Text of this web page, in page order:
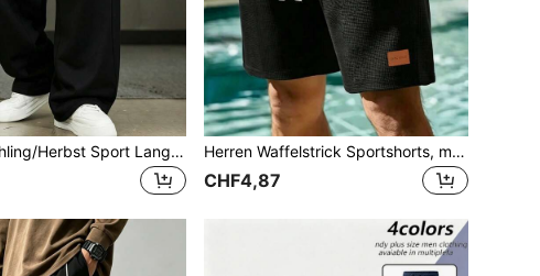
Herren Frühling/Herbst Sport Lange Hose, einfarbige Streetwear vielseitige gerade Bein Lässig Hose, Kordelzug minimalistische lockere Passform Sport Hose, elastischer bequemer Stoff, Laufen Fitness Outdoor Lange Hose Herren Waffelstrick Sportshorts, modischer lässiger Stil mit Kordelzug, 5-Zoll Shorts, bequemer atmungsaktiver und strapazierfähiger Stoff, geeignet für Outdoor-Sport, tägliches Training, Joggen, Fitnesstraining und mehr
CHF4,87